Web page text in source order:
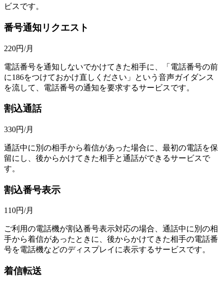
ビスです。
番号通知リクエスト
220円/月
電話番号を通知しないでかけてきた相手に、「電話番号の前
に186をつけておかけ直しください」という音声ガイダンス
を流して、電話番号の通知を要求するサービスです。
割込通話
330円/月
通話中に別の相手から着信があった場合に、最初の電話を保
留にし、後からかけてきた相手と通話ができるサービスで
す。
割込番号表示
110円/月
ご利用の電話機が割込番号表示対応の場合、通話中に別の相
手から着信があったときに、後からかけてきた相手の電話番
号を電話機などのディスプレイに表示するサービスです。
着信転送